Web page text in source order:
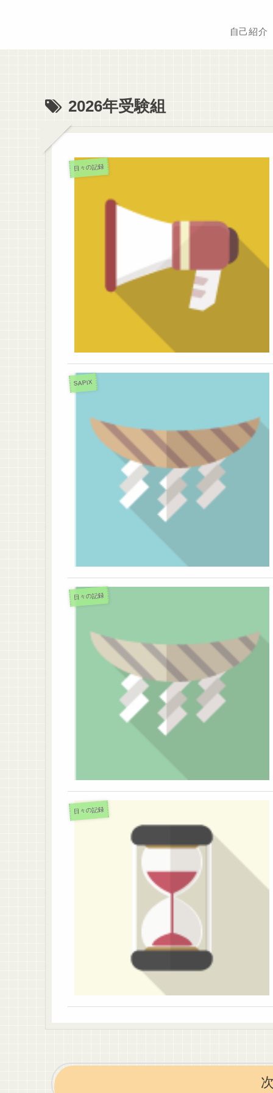
自己紹介
2026年受験組
日々の記録
SAPIX
日々の記録
日々の記録